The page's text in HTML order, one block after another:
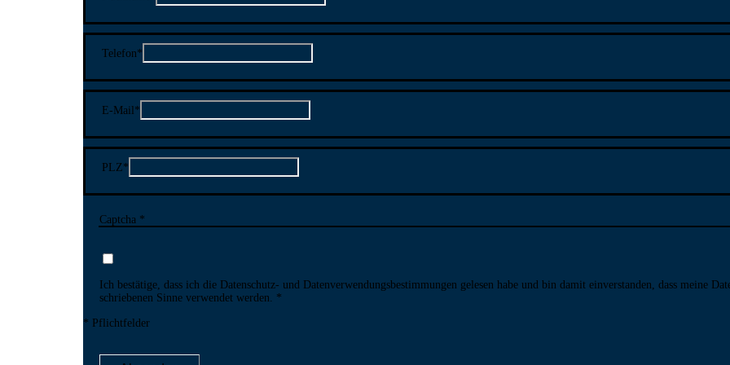
Telefon*
E-Mail*
PLZ*
Captcha *
Ich bestätige, dass ich die Datenschutz- und Daten­verwen­dungs­bestim­mungen gelesen habe und bin damit ein­ver­standen, dass meine
schriebenen Sinne ver­wendet werden.
* Pflichtfelder